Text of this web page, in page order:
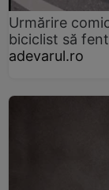
Urmărire
biciclist să
adevarul.ro